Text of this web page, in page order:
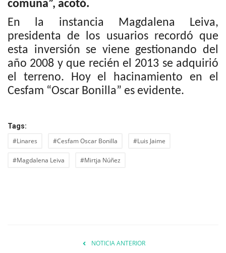
comuna”, acotó.
En la instancia Magdalena Leiva,
presidenta de los usuarios recordó que
esta inversión se viene gestionando del
año 2008 y que recién el 2013 se adquirió
el terreno. Hoy el hacinamiento en el
Cesfam “Oscar Bonilla” es evidente.
Tags:
#Linares #Cesfam Oscar Bonilla #Luis Jaime
#Magdalena Leiva #Mirtja Núñez
NOTICIA ANTERIOR